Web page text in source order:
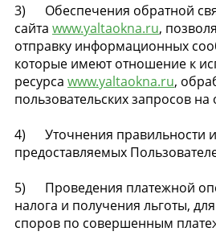
3) Обеспечения обратной
сайта www.yaltaokna.ru,
отправку информационных
которые имеют отношение к
ресурса www.yaltaokna.ru,
пользовательских запросов на
4) Уточнения правильности
предоставляемых
5) Проведения платежной
налога и получения льготы,
споров по совершенным